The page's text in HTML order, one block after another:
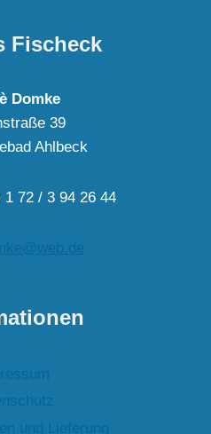
Fischeck
Domke
39
Ahlbeck
1 72 / 3 94 26 44
und Lieferung